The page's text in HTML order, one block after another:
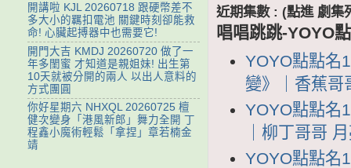
近期集數 : (點進 劇集
唱唱跳跳-YOYO
YOYO點點名
變》｜香蕉哥
YOYO點點名
｜柳丁哥哥
YOYO點點名
開講啦 KJL 20260718 跟硬幣差不
多大小的羈扣電池 關鍵時刻卻能救
命! 心臟起搏器中也需要它!
開門大吉 KMDJ 20260720 做了一
年多閨蜜 才知道是親姐妹! 出生第
10天就被分開的兩人 以出人意料的
方式團圓
你好星期六 NHXQL 20260725 檀
健次變身「港風新郎」舞力全開 丁
程鑫小魔術輕鬆「拿捏」章若楠金
靖